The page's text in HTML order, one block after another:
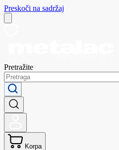
Preskoči na sadržaj
Pretražite
Korpa